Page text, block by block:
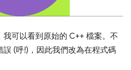
可以看到原始的 C++ 檔案。不
(呼!)，因此我們改為在程式碼